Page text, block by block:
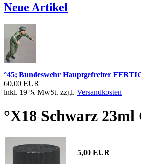
Neue Artikel
°45; Bundeswehr Hauptgefreiter
60,00 EUR
inkl. 19 % MwSt. zzgl. Versandkosten
°X18 Schwarz 23ml
5,00 EUR